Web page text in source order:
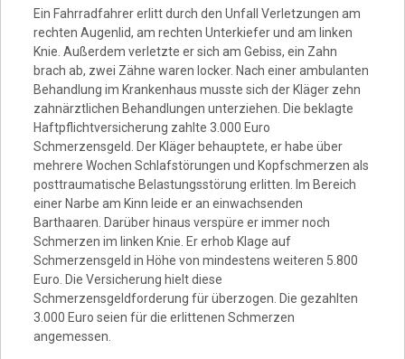
Ein Fahrradfahrer erlitt durch den Unfall Verletzungen am
rechten Augenlid, am rechten Unterkiefer und am linken
Knie. Außerdem verletzte er sich am Gebiss, ein Zahn
brach ab, zwei Zähne waren locker. Nach einer ambulanten
Behandlung im Krankenhaus musste sich der Kläger zehn
zahnärztlichen Behandlungen unterziehen. Die beklagte
Haftpflichtversicherung zahlte 3.000 Euro
Schmerzensgeld. Der Kläger behauptete, er habe über
mehrere Wochen Schlafstörungen und Kopfschmerzen als
posttraumatische Belastungsstörung erlitten. Im Bereich
einer Narbe am Kinn leide er an einwachsenden
Barthaaren. Darüber hinaus verspüre er immer noch
Schmerzen im linken Knie. Er erhob Klage auf
Schmerzensgeld in Höhe von mindestens weiteren 5.800
Euro. Die Versicherung hielt diese
Schmerzensgeldforderung für überzogen. Die gezahlten
3.000 Euro seien für die erlittenen Schmerzen
angemessen.